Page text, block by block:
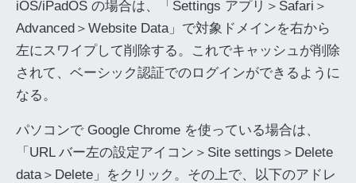
iOS/iPadOS の場合は、「Settings アプリ＞Safari＞
Advanced＞Website Data」で対象ドメインを右から
左にスワイプして削除する。これでキャッシュが削除
されて、ベーシック認証でのログインができるように
なる。
パソコンで Google Chrome を使っている場合は、
「URL バー左の設定アイコン＞Site settings＞Delete
data＞Delete」をクリック。その上で、以下のアドレ